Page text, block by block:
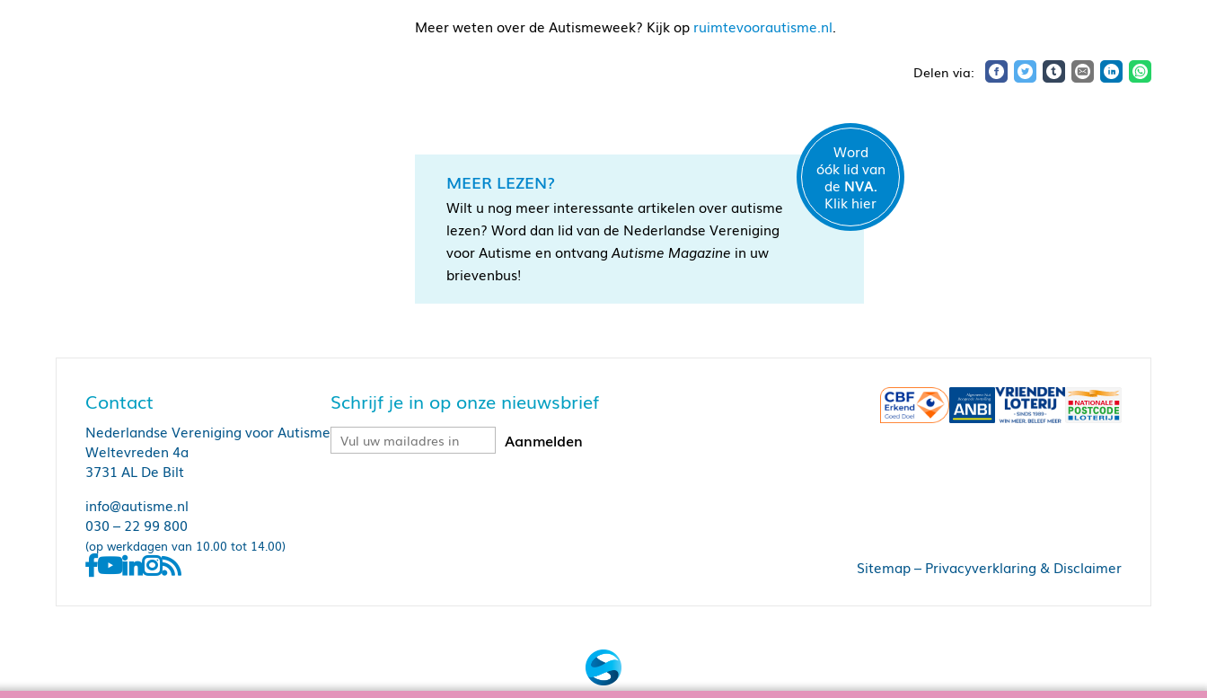
Meer weten over de Autismeweek? Kijk op ruimtevoorautisme.nl.
MEER LEZEN?
Wilt u nog meer interessante artikelen over autisme
lezen? Word dan lid van de Nederlandse Vereniging
voor Autisme en ontvang Autisme Magazine in uw
brievenbus!
Word
óók lid van
de NVA.
Klik hier
Contact
Nederlandse Vereniging voor Autisme
Weltevreden 4a
3731 AL De Bilt
info@autisme.nl
030 – 22 99 800
(op werkdagen van 10.00 tot 14.00)
Schrijf je in op onze nieuwsbrief
Sitemap– Privacyverklaring & Disclaimer